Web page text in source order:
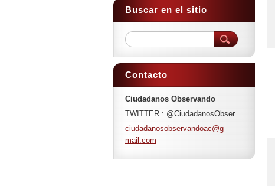
Buscar en el sitio
Contacto
Ciudadanos Observando
TWITTER : @CiudadanosObser
ciudadanosobservandoac@g
mail.com